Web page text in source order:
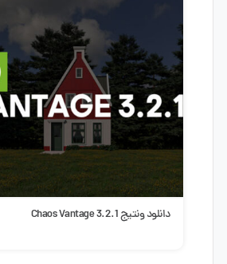
دانلود ونتیج 3.2.1 Chaos Vantage